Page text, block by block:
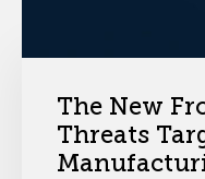
The New
Threats